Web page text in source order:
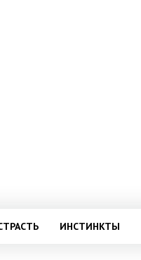
ИНСТИНКТЫ